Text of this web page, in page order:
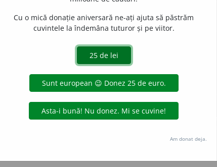
Copyright © 2004-2026 dexonline (https://dexonline.ro)
de pe acest site, inclusiv prin orice metode de extragere automată
prealabil scris, cu excepția seturilor de date oferite oficial spre utilizare
Hosterion
Cu o mică donație aniversară ne-ați ajuta să păstrăm
cuvintele la îndemâna tuturor și pe viitor.
Am donat deja.